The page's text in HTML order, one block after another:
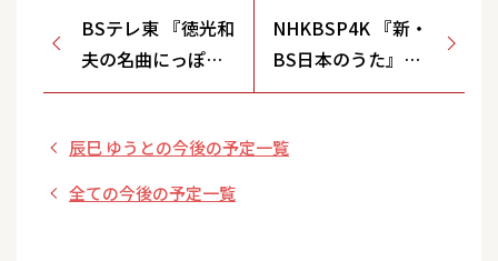
BSテレ東 『徳光和
夫の名曲にっぽ
ん』
NHKBSP4K 『新・
BS日本のうた』
特別編 演歌フェス
送
辰巳 ゆうとの今後の予定一覧
全ての今後の予定一覧